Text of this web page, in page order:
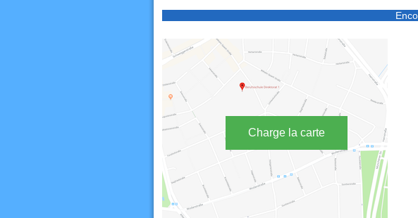
Charge la carte